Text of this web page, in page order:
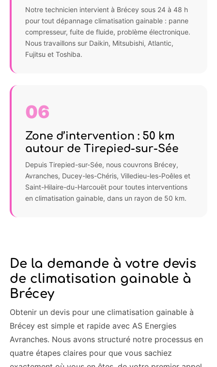
Notre technicien intervient à Brécey sous 24 à 48 h
pour tout dépannage climatisation gainable : panne
compresseur, fuite de fluide, problème électronique.
Nous travaillons sur Daikin, Mitsubishi, Atlantic,
Fujitsu et Toshiba.
06
Zone d’intervention : 50 km
autour de Tirepied-sur-Sée
Depuis Tirepied-sur-Sée, nous couvrons Brécey,
Avranches, Ducey-les-Chéris, Villedieu-les-Poêles et
Saint-Hilaire-du-Harcouët pour toutes interventions
en climatisation gainable, dans un rayon de 50 km.
De la demande à votre devis
de climatisation gainable à
Brécey
Obtenir un devis pour une climatisation gainable à
Brécey est simple et rapide avec AS Energies
Avranches. Nous avons structuré notre processus en
quatre étapes claires pour que vous sachiez